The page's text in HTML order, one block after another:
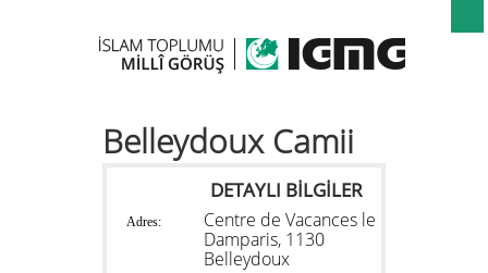
Belleydoux Camii
DETAYLI BİLGİLER
Adres:
Centre de Vacances le
Damparis, 1130
Belleydoux